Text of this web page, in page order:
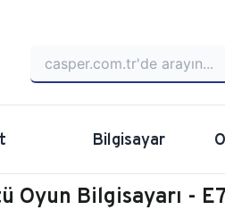
Bilgisayar
Oyun Bilgisayarı -